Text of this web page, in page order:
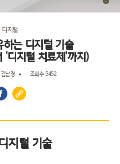
디지털
하는 디지털 기술
'디지털 치료제'까지)
김남경 조회수 3452
지털 기술